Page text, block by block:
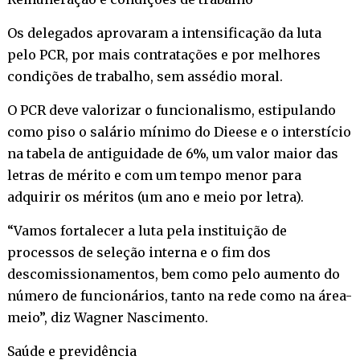
Os delegados aprovaram a intensificação da luta
pelo PCR, por mais contratações e por melhores
condições de trabalho, sem assédio moral.
O PCR deve valorizar o funcionalismo, estipulando
como piso o salário mínimo do Dieese e o interstício
na tabela de antiguidade de 6%, um valor maior das
letras de mérito e com um tempo menor para
adquirir os méritos (um ano e meio por letra).
“Vamos fortalecer a luta pela instituição de
processos de seleção interna e o fim dos
descomissionamentos, bem como pelo aumento do
número de funcionários, tanto na rede como na área-
meio”, diz Wagner Nascimento.
Saúde e previdência